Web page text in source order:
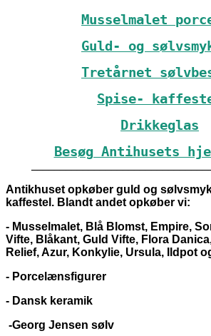
Musselmalet
Guld- og
Tretårnet
Spise-
Drikkeglas
Besøg Antihusets
Antikhuset opkøber guld og
kaffestel. Blandt andet opkøber vi:
- Musselmalet, Blå Blomst, Empire,
Vifte, Blåkant, Guld Vifte, Flora
Relief, Azur, Konkylie, Ursula, Ildpot
- Porcelænsfigurer
- Dansk keramik
-Georg Jensen sølv